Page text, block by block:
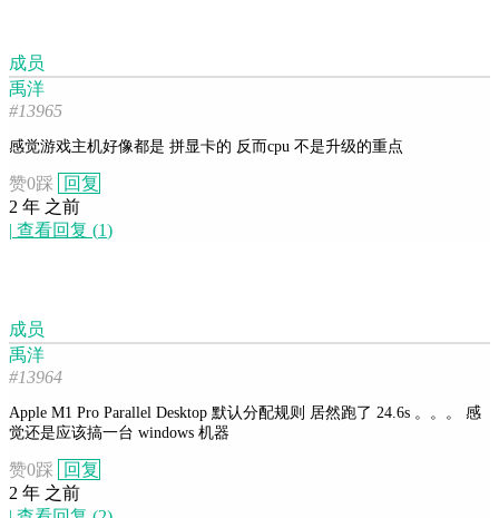
成员
禹洋
#13965
感觉游戏主机好像都是 拼显卡的 反而cpu 不是升级的重点
赞0踩
回复
2 年 之前
| 查看回复 (1)
成员
禹洋
#13964
Apple M1 Pro Parallel Desktop 默认分配规则 居然跑了 24.6s 。。。 感
觉还是应该搞一台 windows 机器
赞0踩
回复
2 年 之前